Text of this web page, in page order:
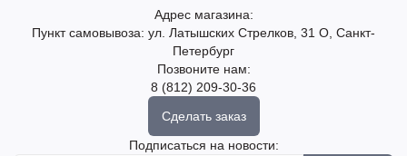
Адрес магазина:
Пункт самовывоза: ул. Латышских Стрелков, 31 О, Санкт-
Петербург
Позвоните нам:
8 (812) 209-30-36
Сделать заказ
Подписаться на новости: